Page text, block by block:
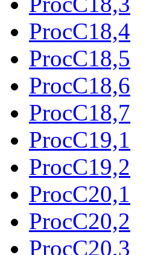
ProcC18,4
ProcC18,5
ProcC18,6
ProcC18,7
ProcC19,1
ProcC19,2
ProcC20,1
ProcC20,2
ProcC20,3